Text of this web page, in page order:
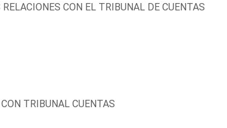
CON EL TRIBUNAL DE CUENTAS
TRIBUNAL CUENTAS